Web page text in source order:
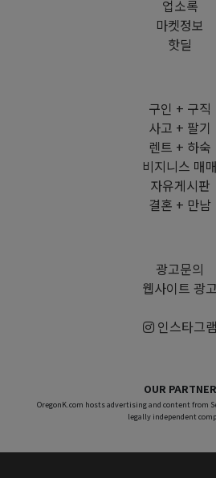
업소록
마켓정보
핫딜
구인 + 구직
사고 + 팔기
렌트 + 하숙
비지니스 매매
자유게시판
결혼 + 만남
광고문의
웹사이트 광고
인스타그램
OUR PARTNER
OregonK.com hosts advertising and content from
legally independent